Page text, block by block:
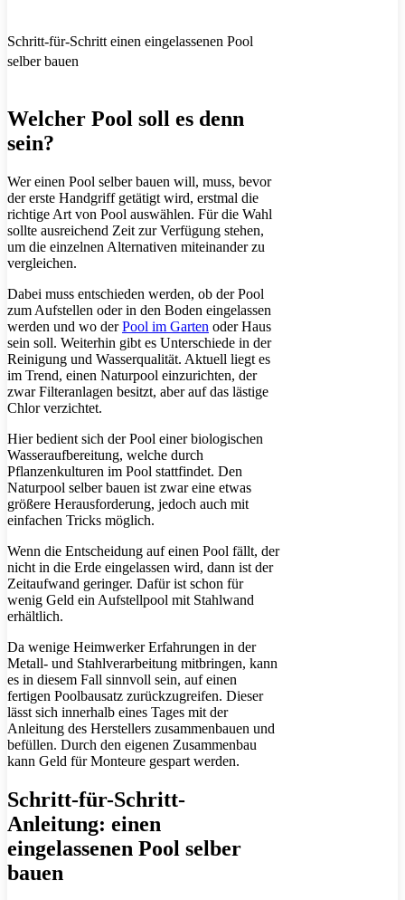
Schritt-für-Schritt einen eingelassenen Pool
selber bauen
Welcher Pool soll es denn
sein?
Wer einen Pool selber bauen will, muss, bevor
der erste Handgriff getätigt wird, erstmal die
richtige Art von Pool auswählen. Für die Wahl
sollte ausreichend Zeit zur Verfügung stehen,
um die einzelnen Alternativen miteinander zu
vergleichen.
Dabei muss entschieden werden, ob der Pool
zum Aufstellen oder in den Boden eingelassen
werden und wo derPool im Garten oder Haus
sein soll. Weiterhin gibt es Unterschiede in der
Reinigung und Wasserqualität. Aktuell liegt es
im Trend, einen Naturpool einzurichten, der
zwar Filteranlagen besitzt, aber auf das lästige
Chlor verzichtet.
Hier bedient sich der Pool einer biologischen
Wasseraufbereitung, welche durch
Pflanzenkulturen im Pool stattfindet. Den
Naturpool selber bauen ist zwar eine etwas
größere Herausforderung, jedoch auch mit
einfachen Tricks möglich.
Wenn die Entscheidung auf einen Pool fällt, der
nicht in die Erde eingelassen wird, dann ist der
Zeitaufwand geringer. Dafür ist schon für
wenig Geld ein Aufstellpool mit Stahlwand
erhältlich.
Da wenige Heimwerker Erfahrungen in der
Metall- und Stahlverarbeitung mitbringen, kann
es in diesem Fall sinnvoll sein, auf einen
fertigen Poolbausatz zurückzugreifen. Dieser
lässt sich innerhalb eines Tages mit der
Anleitung des Herstellers zusammenbauen und
befüllen. Durch den eigenen Zusammenbau
kann Geld für Monteure gespart werden.
Schritt-für-Schritt-
Anleitung: einen
eingelassenen Pool selber
bauen